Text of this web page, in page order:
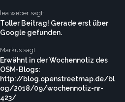
lea weber sagt:
Toller Beitrag! Gerade erst über
Google gefunden.
Markus sagt:
Erwähnt in der Wochennotiz des
OSM-Blogs:
http://blog.openstreetmap.de/bl
og/2018/09/wochennotiz-nr-
423/